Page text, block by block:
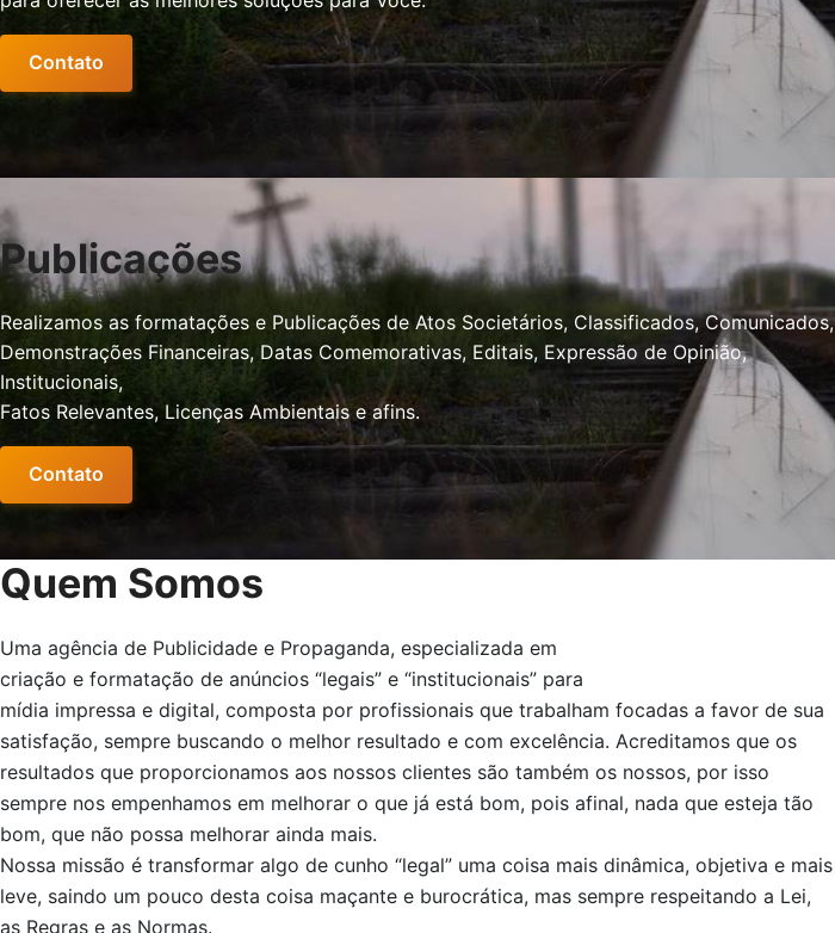
Contato
Publicações
Realizamos as formatações e Publicações de Atos Societários, Classificados, Comunicados,
Demonstrações Financeiras, Datas Comemorativas, Editais, Expressão de Opinião,
Institucionais,
Fatos Relevantes, Licenças Ambientais e afins.
Contato
Quem Somos
Uma agência de Publicidade e Propaganda, especializada em
criação e formatação de anúncios “legais” e “institucionais” para
mídia impressa e digital, composta por profissionais que trabalham focadas a favor de sua
satisfação, sempre buscando o melhor resultado e com excelência. Acreditamos que os
resultados que proporcionamos aos nossos clientes são também os nossos, por isso
sempre nos empenhamos em melhorar o que já está bom, pois afinal, nada que esteja tão
bom, que não possa melhorar ainda mais.
Nossa missão é transformar algo de cunho “legal” uma coisa mais dinâmica, objetiva e mais
leve, saindo um pouco desta coisa maçante e burocrática, mas sempre respeitando a Lei,
as Regras e as Normas.